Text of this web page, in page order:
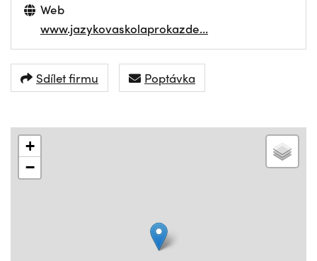
Web
www.jazykovaskolaprokazde…
Sdílet firmu Poptávka
+
−